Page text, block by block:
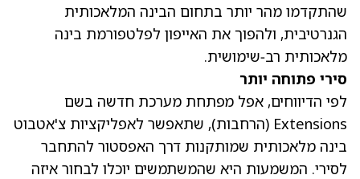
שהתקדמו מהר יותר בתחום הבינה המלאכותית
הגנרטיבית, ולהפוך את האייפון לפלטפורמת בינה
מלאכותית רב‑שימושית.
סירי פתוחה יותר
לפי הדיווחים, אפל מפתחת מערכת חדשה בשם
Extensions (הרחבות), שתאפשר לאפליקציות צ'אטבוט
בינה מלאכותית שמותקנות דרך האפסטור להתחבר
לסירי. המשמעות היא שהמשתמשים יוכלו לבחור איזה